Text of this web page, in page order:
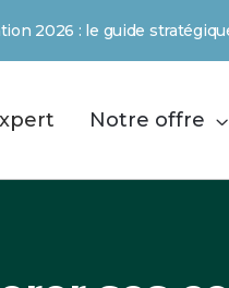
2026 : le guide
Notre offre